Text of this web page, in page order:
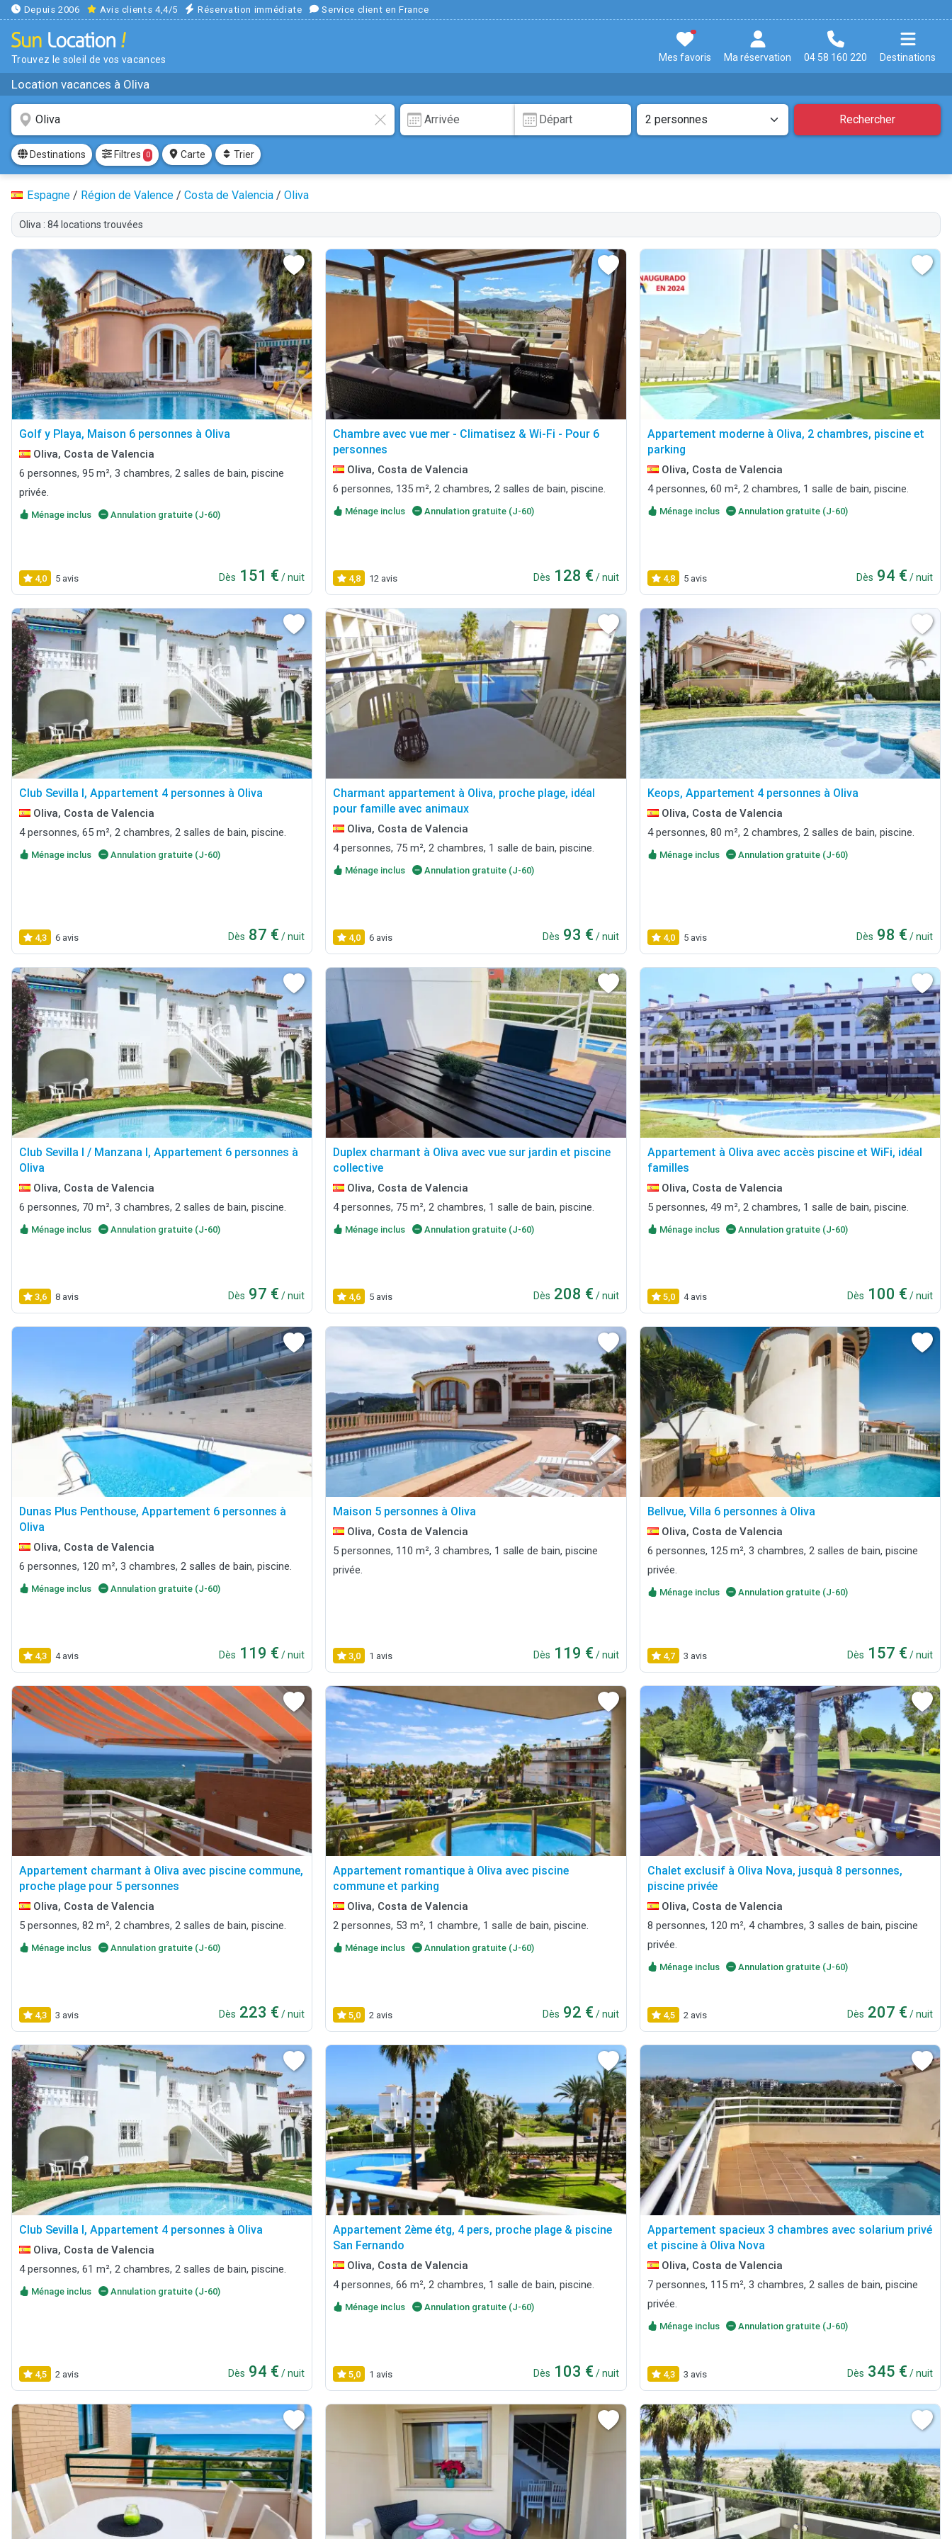
Depuis 2006 Avis clients 4,4/5 Réservation immédiate Service client en France
Trouvez le soleil de vos vacances Mes favoris Ma réservation 04 58 160 220 Destinations
Location vacances à Oliva
Rechercher
Destinations Filtres 0 Carte Trier
Espagne / Région de Valence / Costa de Valencia / Oliva
Oliva : 84 locations trouvées
Golf y Playa, Maison 6 personnes à Oliva
Oliva, Costa de Valencia
6 personnes, 95 m², 3 chambres, 2 salles de bain, piscine
privée.
Ménage inclus Annulation gratuite (J-60)
4,0 5 avis Dès 151 € / nuit
Chambre avec vue mer - Climatisez & Wi-Fi - Pour 6
personnes
Oliva, Costa de Valencia
6 personnes, 135 m², 2 chambres, 2 salles de bain, piscine.
Ménage inclus Annulation gratuite (J-60)
4,8 12 avis Dès 128 € / nuit
Appartement moderne à Oliva, 2 chambres, piscine et
parking
Oliva, Costa de Valencia
4 personnes, 60 m², 2 chambres, 1 salle de bain, piscine.
Ménage inclus Annulation gratuite (J-60)
4,8 5 avis Dès 94 € / nuit
Club Sevilla I, Appartement 4 personnes à Oliva
Oliva, Costa de Valencia
4 personnes, 65 m², 2 chambres, 2 salles de bain, piscine.
Ménage inclus Annulation gratuite (J-60)
4,3 6 avis Dès 87 € / nuit
Charmant appartement à Oliva, proche plage, idéal
pour famille avec animaux
Oliva, Costa de Valencia
4 personnes, 75 m², 2 chambres, 1 salle de bain, piscine.
Ménage inclus Annulation gratuite (J-60)
4,0 6 avis Dès 93 € / nuit
Keops, Appartement 4 personnes à Oliva
Oliva, Costa de Valencia
4 personnes, 80 m², 2 chambres, 2 salles de bain, piscine.
Ménage inclus Annulation gratuite (J-60)
4,0 5 avis Dès 98 € / nuit
Club Sevilla I / Manzana I, Appartement 6 personnes à
Oliva
Oliva, Costa de Valencia
6 personnes, 70 m², 3 chambres, 2 salles de bain, piscine.
Ménage inclus Annulation gratuite (J-60)
3,6 8 avis Dès 97 € / nuit
Duplex charmant à Oliva avec vue sur jardin et piscine
collective
Oliva, Costa de Valencia
4 personnes, 75 m², 2 chambres, 1 salle de bain, piscine.
Ménage inclus Annulation gratuite (J-60)
4,6 5 avis Dès 208 € / nuit
Appartement à Oliva avec accès piscine et WiFi, idéal
familles
Oliva, Costa de Valencia
5 personnes, 49 m², 2 chambres, 1 salle de bain, piscine.
Ménage inclus Annulation gratuite (J-60)
5,0 4 avis Dès 100 € / nuit
Dunas Plus Penthouse, Appartement 6 personnes à
Oliva
Oliva, Costa de Valencia
6 personnes, 120 m², 3 chambres, 2 salles de bain, piscine.
Ménage inclus Annulation gratuite (J-60)
4,3 4 avis Dès 119 € / nuit
Maison 5 personnes à Oliva
Oliva, Costa de Valencia
5 personnes, 110 m², 3 chambres, 1 salle de bain, piscine
privée.
3,0 1 avis Dès 119 € / nuit
Bellvue, Villa 6 personnes à Oliva
Oliva, Costa de Valencia
6 personnes, 125 m², 3 chambres, 2 salles de bain, piscine
privée.
Ménage inclus Annulation gratuite (J-60)
4,7 3 avis Dès 157 € / nuit
Appartement charmant à Oliva avec piscine commune,
proche plage pour 5 personnes
Oliva, Costa de Valencia
5 personnes, 82 m², 2 chambres, 2 salles de bain, piscine.
Ménage inclus Annulation gratuite (J-60)
4,3 3 avis Dès 223 € / nuit
Appartement romantique à Oliva avec piscine
commune et parking
Oliva, Costa de Valencia
2 personnes, 53 m², 1 chambre, 1 salle de bain, piscine.
Ménage inclus Annulation gratuite (J-60)
5,0 2 avis Dès 92 € / nuit
Chalet exclusif à Oliva Nova, jusquà 8 personnes,
piscine privée
Oliva, Costa de Valencia
8 personnes, 120 m², 4 chambres, 3 salles de bain, piscine
privée.
Ménage inclus Annulation gratuite (J-60)
4,5 2 avis Dès 207 € / nuit
Club Sevilla I, Appartement 4 personnes à Oliva
Oliva, Costa de Valencia
4 personnes, 61 m², 2 chambres, 2 salles de bain, piscine.
Ménage inclus Annulation gratuite (J-60)
4,5 2 avis Dès 94 € / nuit
Appartement 2ème étg, 4 pers, proche plage & piscine
San Fernando
Oliva, Costa de Valencia
4 personnes, 66 m², 2 chambres, 1 salle de bain, piscine.
Ménage inclus Annulation gratuite (J-60)
5,0 1 avis Dès 103 € / nuit
Appartement spacieux 3 chambres avec solarium privé
et piscine à Oliva Nova
Oliva, Costa de Valencia
7 personnes, 115 m², 3 chambres, 2 salles de bain, piscine
privée.
Ménage inclus Annulation gratuite (J-60)
4,3 3 avis Dès 345 € / nuit